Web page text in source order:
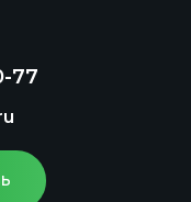
(венозной и
у лиц с
у лиц, не
контактными
77